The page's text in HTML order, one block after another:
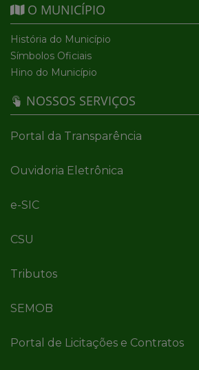
O MUNICÍPIO
História do Município
Símbolos Oficiais
Hino do Município
NOSSOS SERVIÇOS
Portal da Transparência
Ouvidoria Eletrônica
e-SIC
CSU
Tributos
SEMOB
Portal de Licitações e Contratos